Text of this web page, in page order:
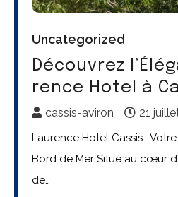
Uncategorized
Découvrez
rence Hotel à
cassis-aviron 21
Laurence Hotel Cassis :
Bord de Mer Situé au cœur
de…